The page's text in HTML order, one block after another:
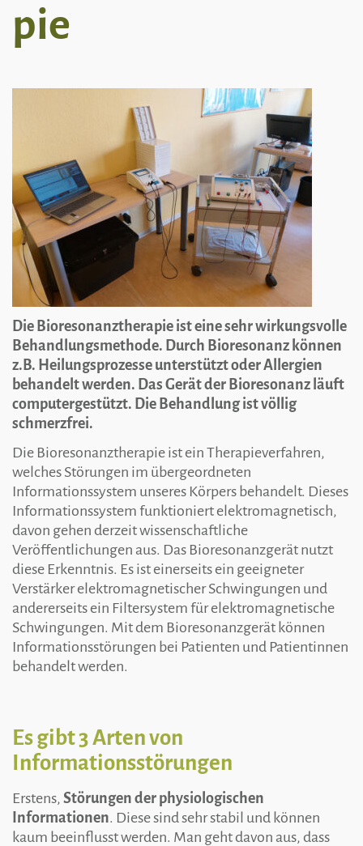
neu
pie
Die Bioresonanztherapie ist eine sehr wirkungsvolle
Behandlungsmethode. Durch Bioresonanz können
z.B. Heilungsprozesse unterstützt oder Allergien
behandelt werden. Das Gerät der Bioresonanz läuft
computergestützt. Die Behandlung ist völlig
schmerzfrei.
Die Bioresonanztherapie ist ein Therapieverfahren,
welches Störungen im übergeordneten
Informationssystem unseres Körpers behandelt. Dieses
Informationssystem funktioniert elektromagnetisch,
davon gehen derzeit wissenschaftliche
Veröffentlichungen aus. Das Bioresonanzgerät nutzt
diese Erkenntnis. Es ist einerseits ein geeigneter
Verstärker elektromagnetischer Schwingungen und
andererseits ein Filtersystem für elektromagnetische
Schwingungen. Mit dem Bioresonanzgerät können
Informationsstörungen bei Patienten und Patientinnen
behandelt werden.
Es gibt 3 Arten von
Informationsstörungen
Erstens, Störungen der physiologischen
Informationen. Diese sind sehr stabil und können
kaum beeinflusst werden. Man geht davon aus, dass